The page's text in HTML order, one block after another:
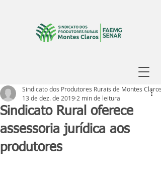
Sindicato Rural oferece
assessoria jurídica aos
produtores
Sindicato dos Produtores Rurais de Montes Claros
13 de dez. de 2019 2 min de leitura